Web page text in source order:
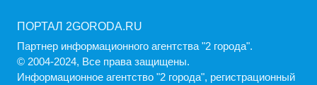
ПОРТАЛ 2GORODA.RU
Партнер информационного агентства "2 города".
© 2004-2024, Все права защищены.
Информационное агентство "2 города", регистрационный